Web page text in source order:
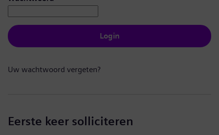
Login
Uw wachtwoord vergeten?
Eerste keer solliciteren